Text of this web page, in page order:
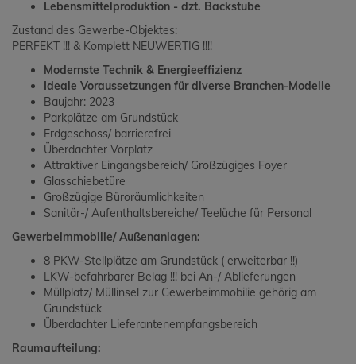
Lebensmittelproduktion - dzt. Backstube
Zustand des Gewerbe-Objektes:
PERFEKT !!! & Komplett NEUWERTIG !!!!
Modernste Technik & Energieeffizienz
Ideale Voraussetzungen für diverse Branchen-Modelle
Baujahr: 2023
Parkplätze am Grundstück
Erdgeschoss/ barrierefrei
Überdachter Vorplatz
Attraktiver Eingangsbereich/ Großzügiges Foyer
Glasschiebetüre
Großzügige Büroräumlichkeiten
Sanitär-/ Aufenthaltsbereiche/ Teelüche für Personal
Gewerbeimmobilie/ Außenanlagen:
8 PKW-Stellplätze am Grundstück ( erweiterbar !!)
LKW-befahrbarer Belag !!! bei An-/ Ablieferungen
Müllplatz/ Müllinsel zur Gewerbeimmobilie gehörig am
Grundstück
Überdachter Lieferantenempfangsbereich
Raumaufteilung: